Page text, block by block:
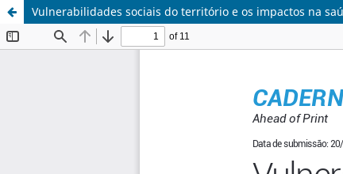
Vulnerabilidades sociais do território e os impactos na